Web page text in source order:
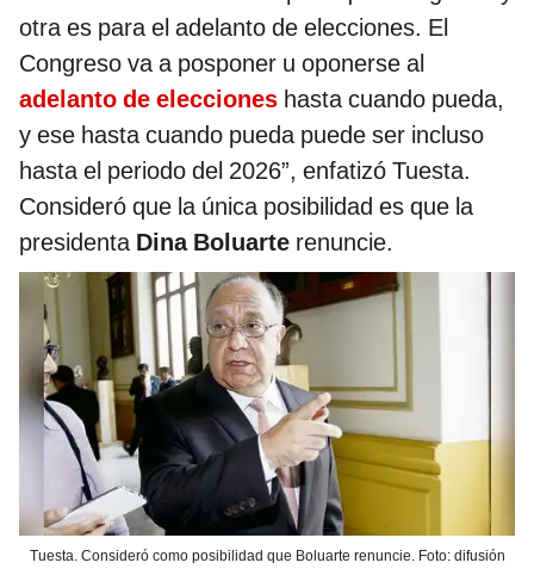
otra es para el adelanto de elecciones. El
Congreso va a posponer u oponerse al
adelanto de elecciones hasta cuando pueda,
y ese hasta cuando pueda puede ser incluso
hasta el periodo del 2026”, enfatizó Tuesta.
Consideró que la única posibilidad es que la
presidentaDina Boluarte renuncie.
Tuesta. Consideró como posibilidad que Boluarte renuncie. Foto: difusión